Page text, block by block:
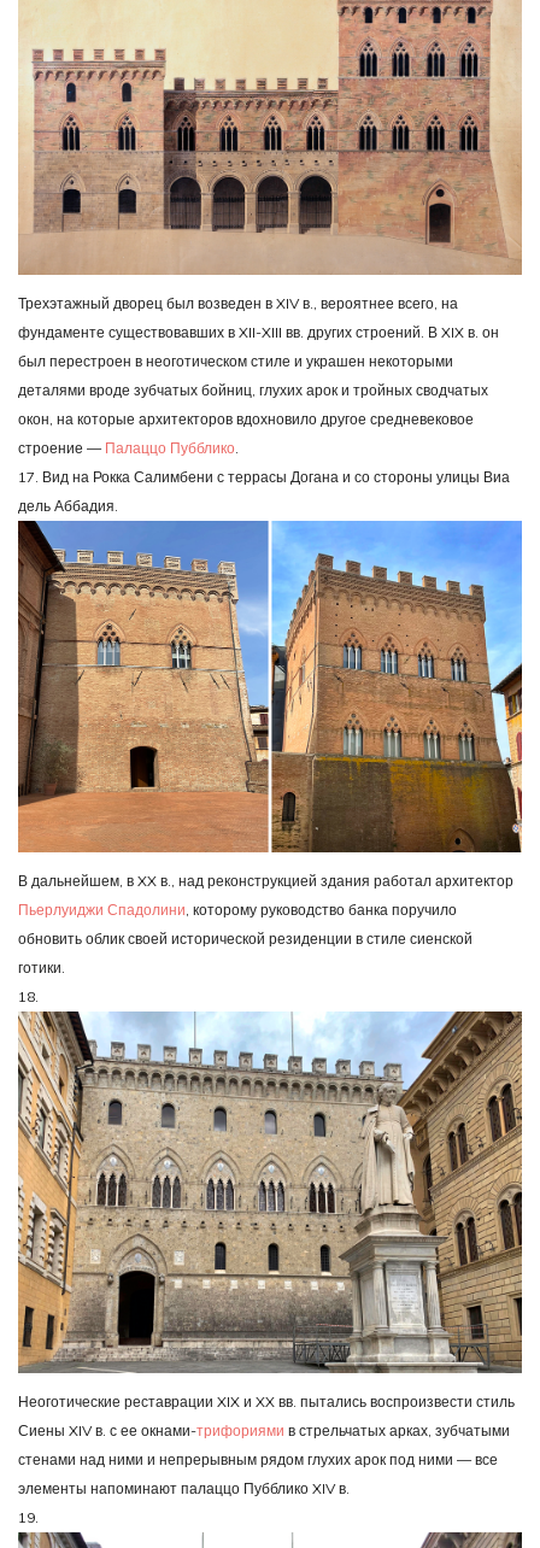
Трехэтажный дворец был возведен в XIV в., вероятнее всего, на
фундаменте существовавших в XII-XIII вв. других строений. В XIX в. он
был перестроен в неоготическом стиле и украшен некоторыми
деталями вроде зубчатых бойниц, глухих арок и тройных сводчатых
окон, на которые архитекторов вдохновило другое средневековое
строение — Палаццо Пубблико
17. Вид на Рокка Салимбени с террасы Догана и со стороны улицы Виа
дель Аббадия.
В дальнейшем, в XX в., над реконструкцией здания работал архитектор
Пьерлуиджи Спадолини, которому руководство банка поручило
обновить облик своей исторической резиденции в стиле сиенской
готики.
18.
Неоготические реставрации XIX и XX вв. пытались воспроизвести стиль
Сиены XIV в. с ее окнами-трифориями в стрельчатых арках, зубчатыми
стенами над ними и непрерывным рядом глухих арок под ними — все
элементы напоминают палаццо Пубблико XIV в.
19.